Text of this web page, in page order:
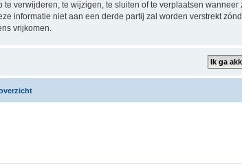
te verwijderen, te wijzigen, te sluiten of te verplaatsen
informatie niet aan een derde partij zal worden verstrekt
vrijkomen.